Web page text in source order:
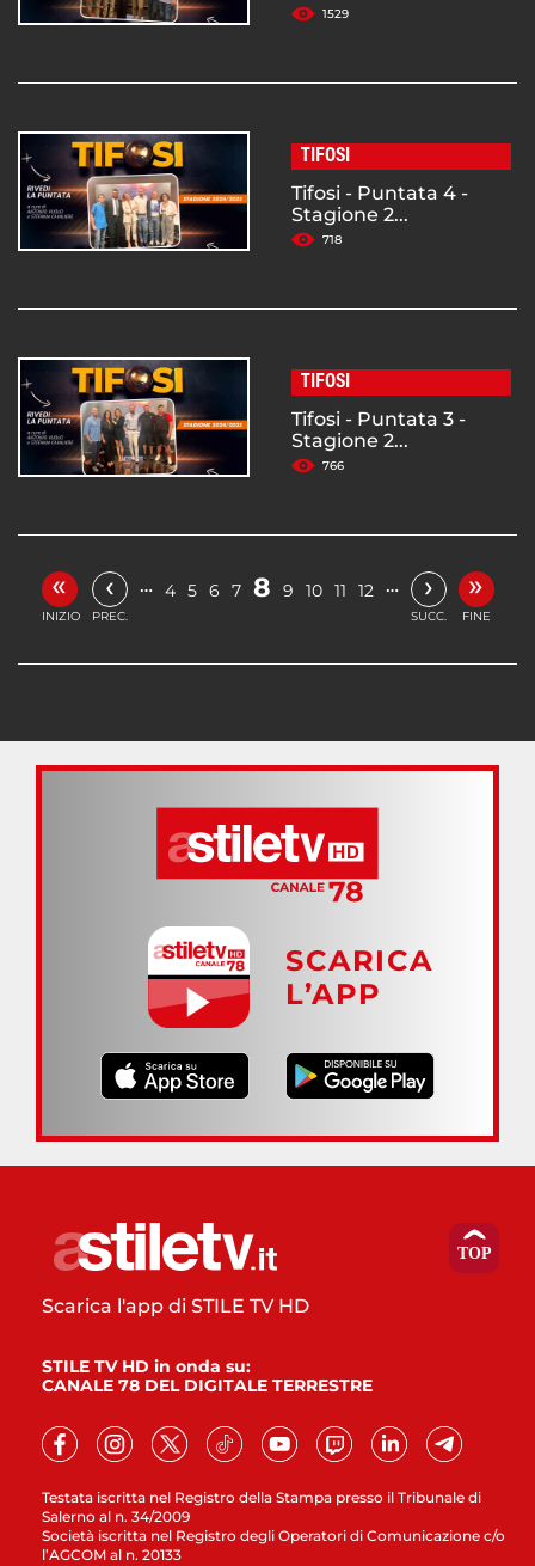
1529
TIFOSI
Tifosi - Puntata 4 -
Stagione 2...
718
TIFOSI
Tifosi - Puntata 3 -
Stagione 2...
766
«
INIZIO
‹
PREC.
… 4 5 6 7 8 9 10 11 12 … ›
SUCC.
»
FINE
SCARICA
L’APP
Testata iscritta nel Registro della Stampa presso il Tribunale di
Salerno al n. 34/2009
Società iscritta nel Registro degli Operatori di Comunicazione c/o
l’AGCOM al n. 20133
Scarica l'app di STILE TV HD
STILE TV HD in onda su:
CANALE 78 DEL DIGITALE TERRESTRE